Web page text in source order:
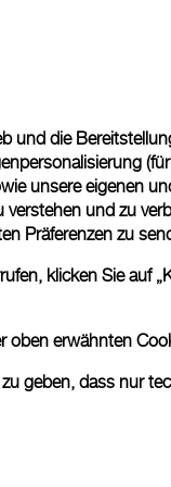
und die
unsere eigenen
verstehen und zu
Präferenzen zu
klicken Sie auf
oben erwähnten
geben, dass nur